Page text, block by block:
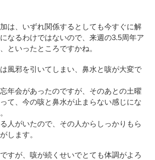
は、いずれ関係するとしても今すぐに解
なるわけではないので、来週の3.5周年ア
といったところですかね。
風邪を引いてしまい、鼻水と咳が大変で
年会があったのですが、そのあとの土曜
て、今の咳と鼻水が止まらない感じにな
人がいたので、その人からしっかりもら
します。
すが、咳が続くせいでとても体調がよろ